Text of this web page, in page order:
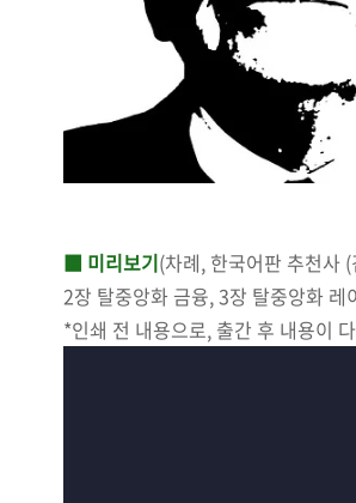
■ 미리보기(차례, 한국어판 추천사
2장 탈중앙화 금융, 3장 탈중앙화 레
*인쇄 전 내용으로, 출간 후 내용이